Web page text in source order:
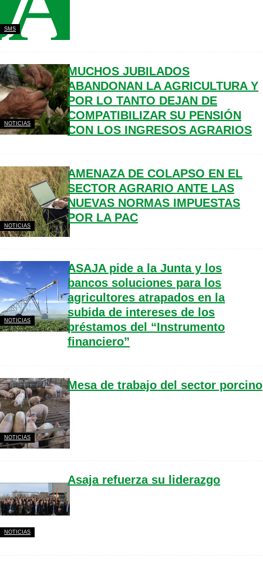
SMS
NOTICIAS
MUCHOS JUBILADOS
ABANDONAN LA AGRICULTURA Y
POR LO TANTO DEJAN DE
COMPATIBILIZAR SU PENSIÓN
CON LOS INGRESOS AGRARIOS
NOTICIAS
AMENAZA DE COLAPSO EN EL
SECTOR AGRARIO ANTE LAS
NUEVAS NORMAS IMPUESTAS
POR LA PAC
NOTICIAS
ASAJA pide a la Junta y los
bancos soluciones para los
agricultores atrapados en la
subida de intereses de los
préstamos del “Instrumento
financiero”
NOTICIAS
Mesa de trabajo del sector porcino
NOTICIAS
Asaja refuerza su liderazgo